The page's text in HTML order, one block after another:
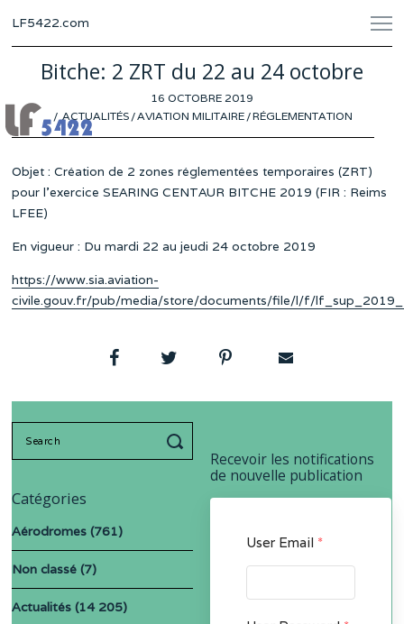
LF5422.com
Bitche: 2 ZRT du 22 au 24 octobre
POSTED
ON
16 OCTOBRE 2019
ACTUALITÉS /AVIATION MILITAIRE /RÉGLEMENTATION
Objet : Création de 2 zones réglementées temporaires (ZRT)
pour l’exercice SEARING CENTAUR BITCHE 2019 (FIR : Reims
LFEE)
En vigueur : Du mardi 22 au jeudi 24 octobre 2019
https://www.sia.aviation-
civile.gouv.fr/pub/media/store/documents/file/l/f/
Recevoir les notifications
de nouvelle publication
User Email *
Catégories
Aérodromes (761)
Non classé (7)
Actualités (14 205)